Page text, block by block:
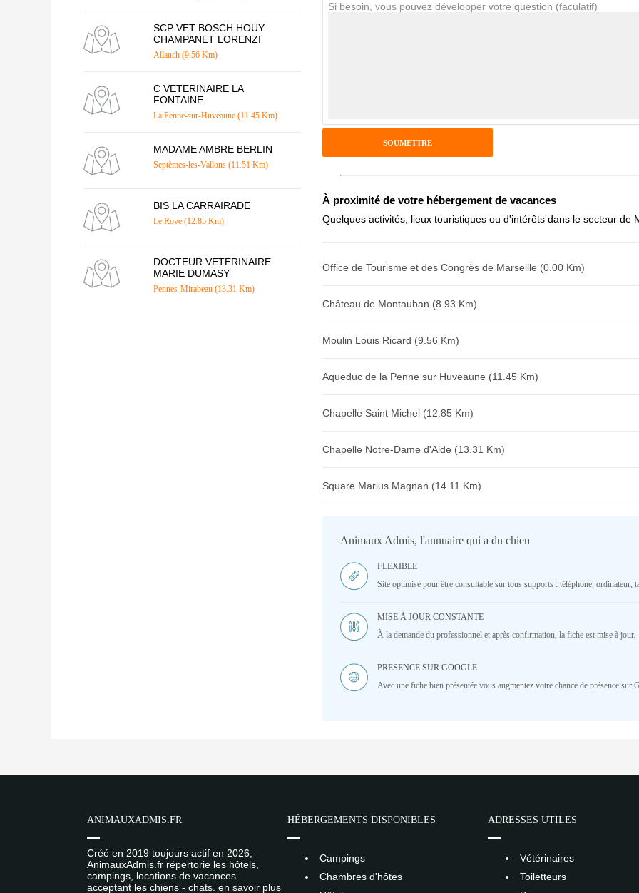
SCP VET BOSCH HOUY
CHAMPANET LORENZI
Allauch (9.56 Km)
C VETERINAIRE LA
FONTAINE
La Penne-sur-Huveaune (11.45 Km)
MADAME AMBRE BERLIN
Septèmes-les-Vallons (11.51 Km)
BIS LA CARRAIRADE
Le Rove (12.85 Km)
DOCTEUR VETERINAIRE
MARIE DUMASY
Pennes-Mirabeau (13.31 Km)
Antispam - Combien font 7x4 (en chiffres) :
Avis sur l'établissement :
Si besoin, vous pouvez développer votre question (faculatif)
À proximité de votre hébergement de vacances
Quelques activités, lieux touristiques ou d'intérêts dans le secteur de
Office de Tourisme et des Congrès de Marseille (0.00 Km)
Château de Montauban (8.93 Km)
Moulin Louis Ricard (9.56 Km)
Aqueduc de la Penne sur Huveaune (11.45 Km)
Chapelle Saint Michel (12.85 Km)
Chapelle Notre-Dame d'Aide (13.31 Km)
Square Marius Magnan (14.11 Km)
Animaux Admis, l'annuaire qui a du chien
FLEXIBLE
Site optimisé pour être consultable sur tous supports : téléphone, ordinateur,
MISE À JOUR CONSTANTE
À la demande du professionnel et après confirmation, la fiche est mise à jour.
PRÉSENCE SUR GOOGLE
Avec une fiche bien présentée vous augmentez votre chance de présence sur
ANIMAUXADMIS.FR
Créé en 2019 toujours actif en 2026,
AnimauxAdmis.fr répertorie les hôtels,
campings, locations de vacances...
acceptant les chiens - chats. en savoir plus
HÉBERGEMENTS DISPONIBLES
Campings
Chambres d'hôtes
ADRESSES UTILES
Vétérinaires
Toiletteurs